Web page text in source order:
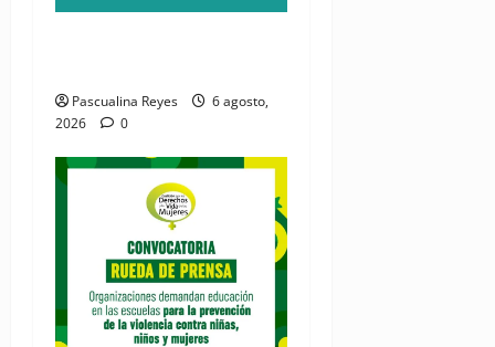
Pascualina Reyes
6 agosto,
2026
0